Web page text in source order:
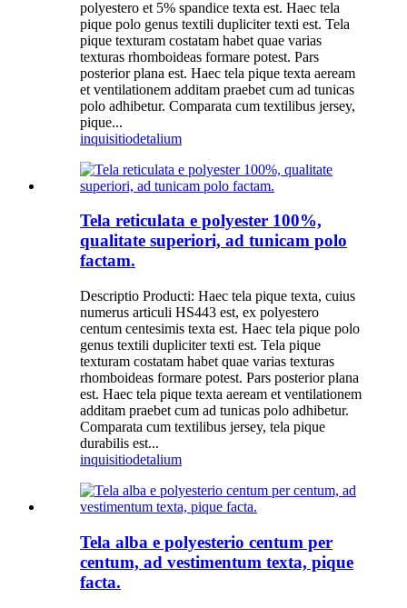
polyestero et 5% spandice texta est. Haec tela
pique polo genus textili dupliciter texti est. Tela
pique texturam costatam habet quae varias
texturas rhomboideas formare potest. Pars
posterior plana est. Haec tela pique texta aeream
et ventilationem additam praebet cum ad tunicas
polo adhibetur. Comparata cum textilibus jersey,
pique...
inquisitiodetalium
Tela reticulata e polyester 100%,
qualitate superiori, ad tunicam polo
factam.
Descriptio Producti: Haec tela pique texta, cuius
numerus articuli HS443 est, ex polyestero
centum centesimis texta est. Haec tela pique polo
genus textili dupliciter texti est. Tela pique
texturam costatam habet quae varias texturas
rhomboideas formare potest. Pars posterior plana
est. Haec tela pique texta aeream et ventilationem
additam praebet cum ad tunicas polo adhibetur.
Comparata cum textilibus jersey, tela pique
durabilis est...
inquisitiodetalium
Tela alba e polyesterio centum per
centum, ad vestimentum texta, pique
facta.